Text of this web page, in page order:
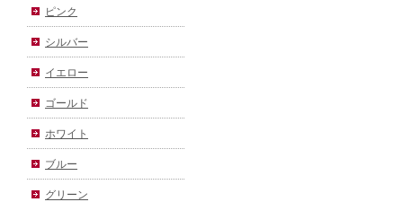
ピンク
シルバー
イエロー
ゴールド
ホワイト
ブルー
グリーン